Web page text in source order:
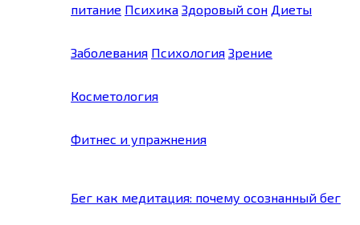
питание Психика Здоровый сон Диеты
Заболевания Психология Зрение
Косметология
Фитнес и упражнения
Бег как медитация: почему осознанный бег